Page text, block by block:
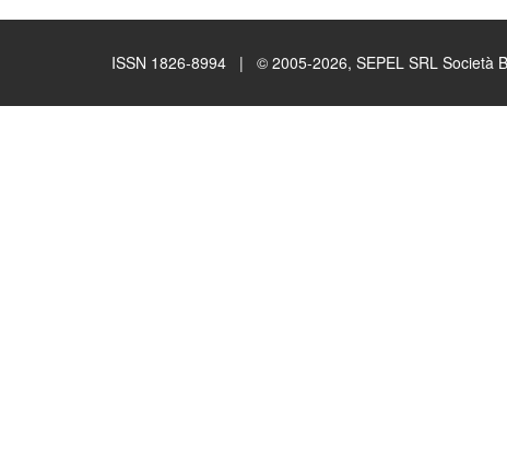
ISSN 1826-8994 | © 2005-2026, SEPEL SRL Società